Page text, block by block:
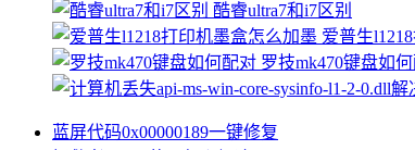
酷睿ultra7和i7区别
爱普生
罗技mk470键盘如
蓝屏代码0x00000189一键修复